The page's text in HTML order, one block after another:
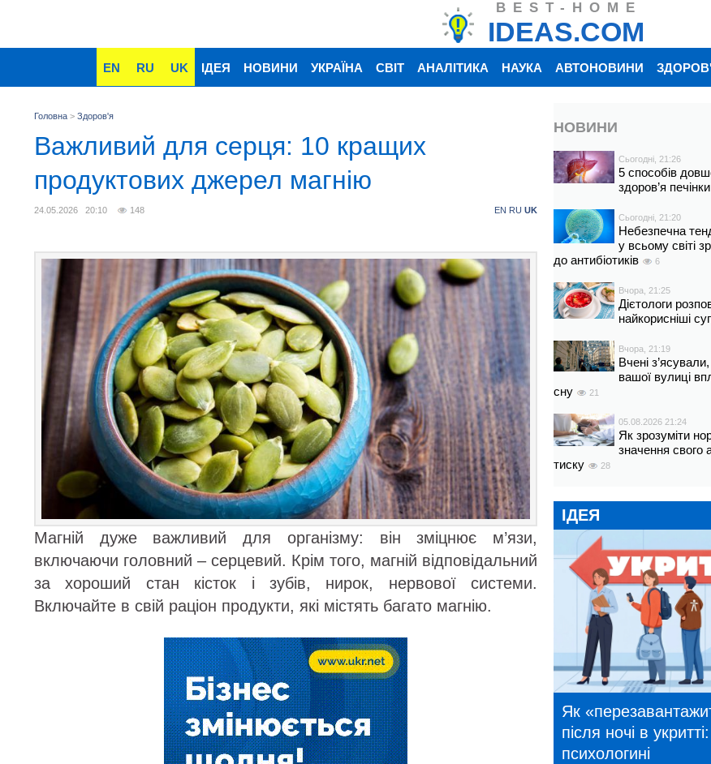
BEST-HOME
IDEAS.COM
EN RU UK ІДЕЯ НОВИНИ УКРАЇНА СВІТ АНАЛІТИКА НАУКА АВТОНОВИНИ
Головна > Здоров'я
Важливий для серця: 10 кращих
продуктових джерел магнію
24.05.2026 20:10 148 EN RU UK
Магній дуже важливий для організму: він зміцнює м’язи,
включаючи головний – серцевий. Крім того, магній відповідальний
за хороший стан кісток і зубів, нирок, нервової системи.
Включайте в свій раціон продукти, які містять багато магнію.
НОВИНИ
Сьогодні, 21:26
5 способів
здоров’я печінки
Сьогодні, 21:20
Небезпечна
у всьому світі
до антибіотиків
6
Вчора, 21:25
Дієтологи
найкорисніші
Вчора, 21:19
Вчені
вашої вулиці
сну
21
05.08.2026 21:24
Як зрозуміти
значення свого
тиску
28
ІДЕЯ
Як
після ночі в
психологині